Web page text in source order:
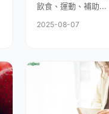
飲食、運動、補助...
2025-08-07